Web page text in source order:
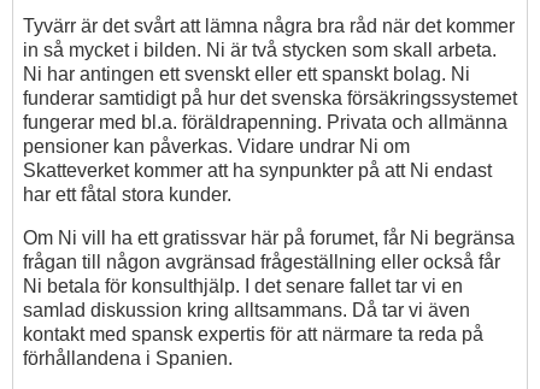
Tyvärr är det svårt att lämna några bra råd när det kommer
in så mycket i bilden. Ni är två stycken som skall arbeta.
Ni har antingen ett svenskt eller ett spanskt bolag. Ni
funderar samtidigt på hur det svenska försäkringssystemet
fungerar med bl.a. föräldrapenning. Privata och allmänna
pensioner kan påverkas. Vidare undrar Ni om
Skatteverket kommer att ha synpunkter på att Ni endast
har ett fåtal stora kunder.
Om Ni vill ha ett gratissvar här på forumet, får Ni begränsa
frågan till någon avgränsad frågeställning eller också får
Ni betala för konsulthjälp. I det senare fallet tar vi en
samlad diskussion kring alltsammans. Då tar vi även
kontakt med spansk expertis för att närmare ta reda på
förhållandena i Spanien.